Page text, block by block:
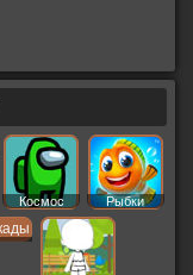
Космос Рыбки